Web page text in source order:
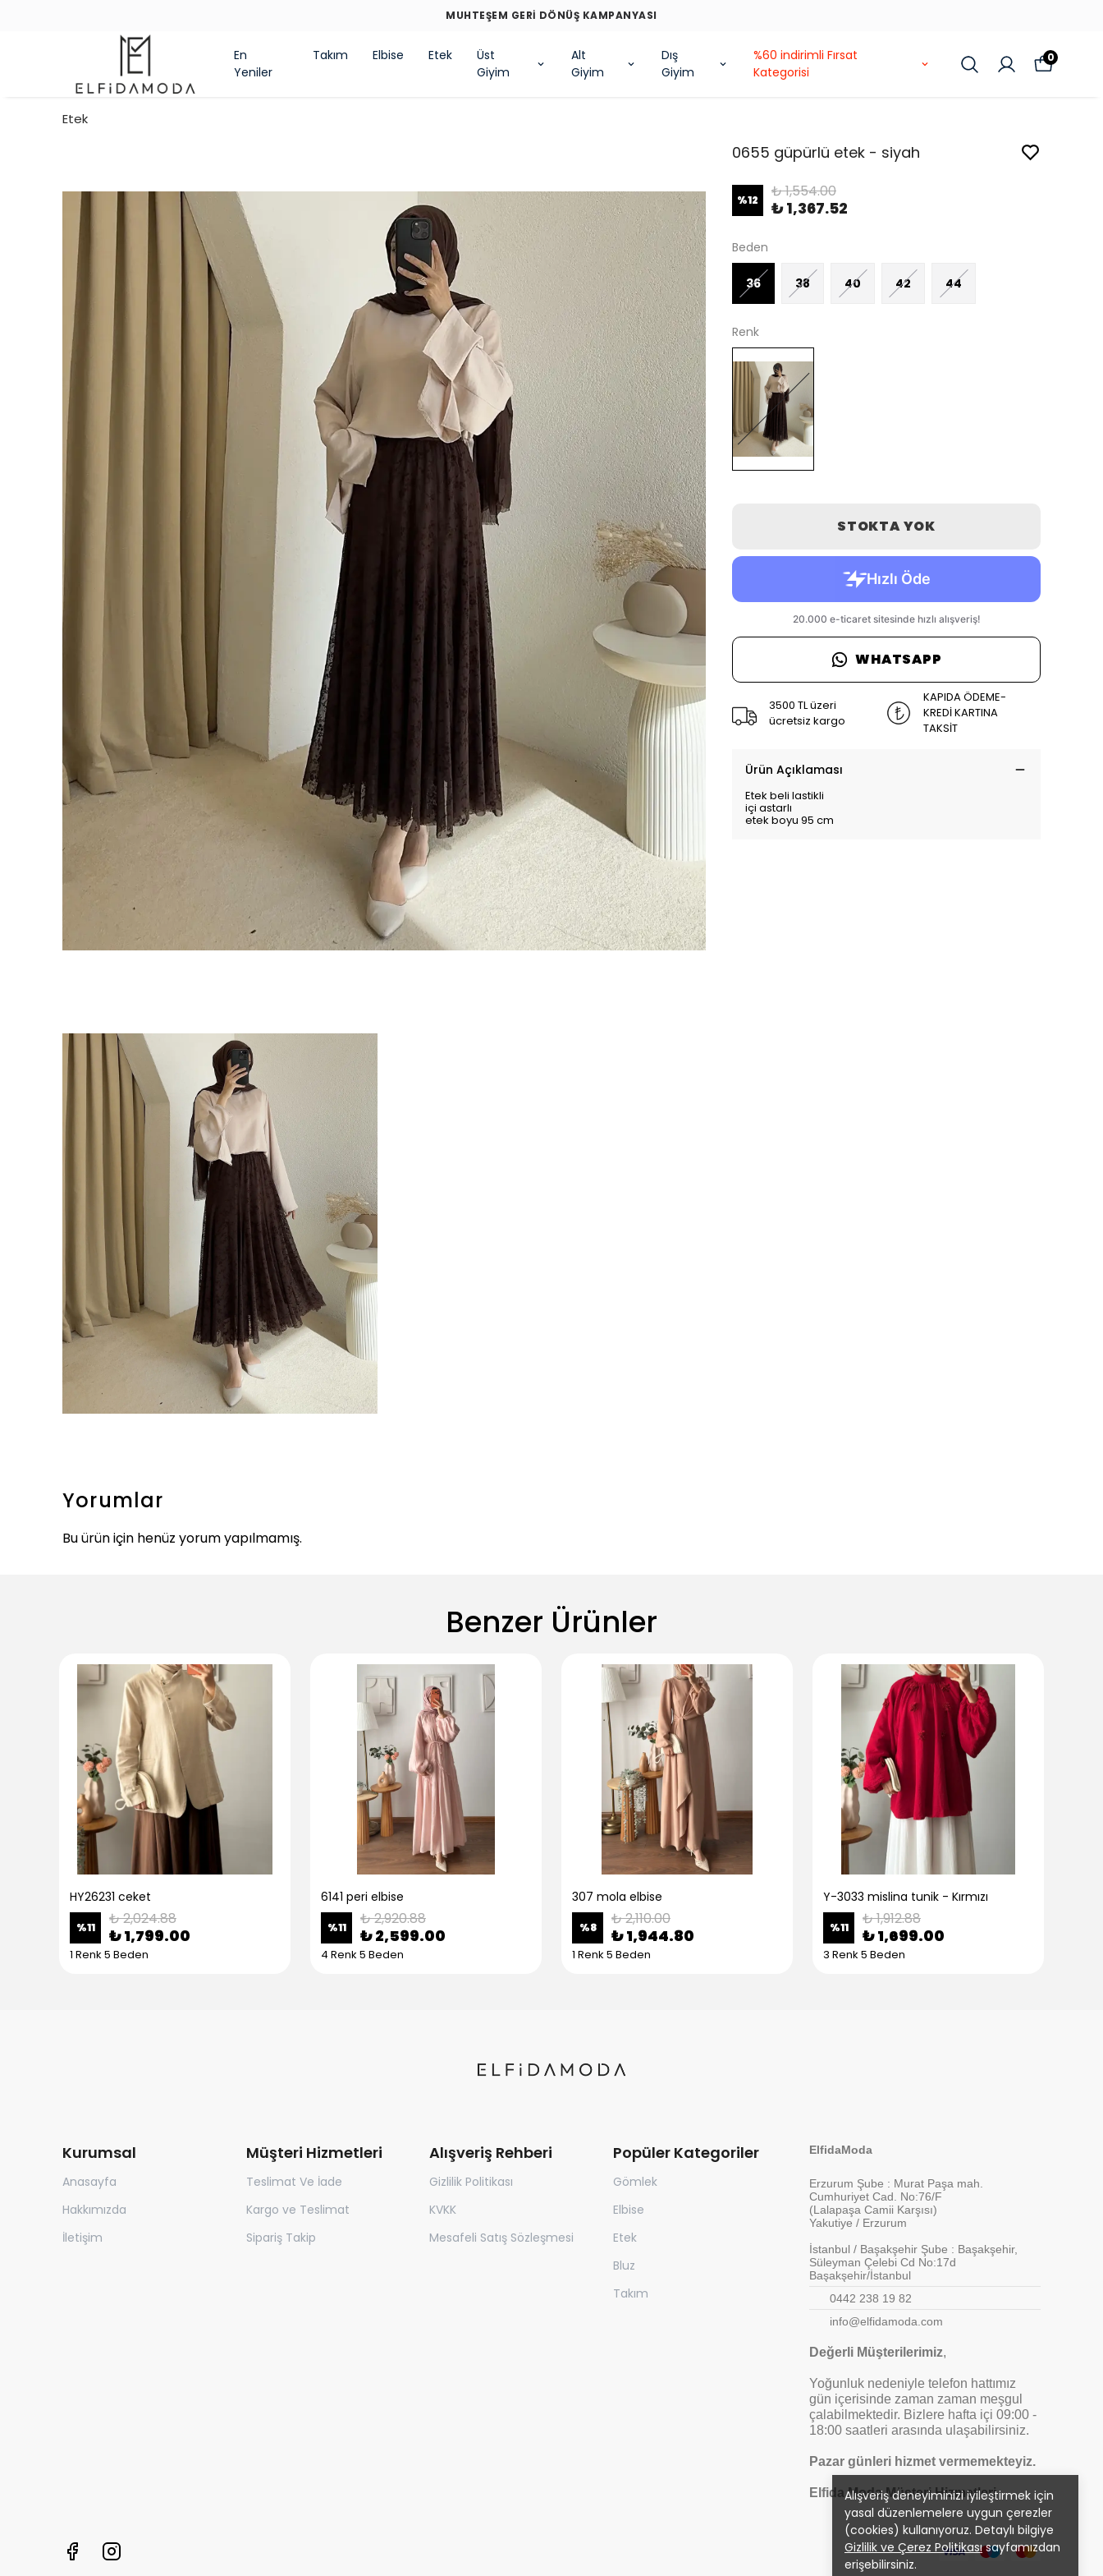
MUHTEŞEM GERİ DÖNÜŞ KAMPANYASI
En
Yeniler
Takım Elbise Etek
Üst
Giyim
Alt
Giyim
Dış
Giyim
%60 indirimli Fırsat
Kategorisi
0
Alışveriş deneyiminizi iyileştirmek için
yasal düzenlemelere uygun çerezler
(cookies) kullanıyoruz. Detaylı bilgiye
Gizlilik ve Çerez Politikasısayfamızdan
erişebilirsiniz.
Etek
0655 güpürlü etek - siyah
%12 ₺ 1,554.00
₺ 1,367.52
Beden
36 38 40 42 44
Renk
STOKTA YOK
WHATSAPP
3500 TL üzeri
ücretsiz kargo
KAPIDA ÖDEME-
KREDİ KARTINA
TAKSİT
Ürün Açıklaması
Etek beli lastikli
içi astarlı
etek boyu 95 cm
Yorumlar
Bu ürün için henüz yorum yapılmamış.
Benzer Ürünler
HY26231 ceket
%11 ₺ 2,024.88
₺ 1,799.00
1 Renk 5 Beden
6141 peri elbise
%11 ₺ 2,920.88
₺ 2,599.00
4 Renk 5 Beden
307 mola elbise
%8 ₺ 2,110.00
₺ 1,944.80
1 Renk 5 Beden
Y-3033 mislina tunik - Kırmızı
%11 ₺ 1,912.88
₺ 1,699.00
3 Renk 5 Beden
Kurumsal
Anasayfa
Hakkımızda
İletişim
Müşteri Hizmetleri
Teslimat Ve İade
Kargo ve Teslimat
Sipariş Takip
Alışveriş Rehberi
Gizlilik Politikası
KVKK
Mesafeli Satış Sözleşmesi
Popüler Kategoriler
Gömlek
Elbise
Etek
Bluz
Takım
ElfidaModa
Erzurum Şube : Murat Paşa mah.
Cumhuriyet Cad. No:76/F
(Lalapaşa Camii Karşısı)
Yakutiye / Erzurum
İstanbul / Başakşehir Şube : Başakşehir,
Süleyman Çelebi Cd No:17d
Başakşehir/İstanbul
0442 238 19 82
info@elfidamoda.com
Değerli Müşterilerimiz,
Yoğunluk nedeniyle telefon hattımız
gün içerisinde zaman zaman meşgul
çalabilmektedir. Bizlere hafta içi 09:00 -
18:00 saatleri arasında ulaşabilirsiniz.
Pazar günleri hizmet vermemekteyiz.
Elfida Moda Müşteri Hizmetleri